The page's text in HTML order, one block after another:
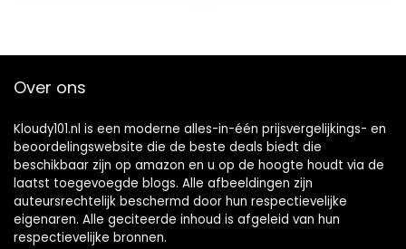
Over ons
Kloudy101.nl is een moderne alles-in-één prijsvergelijkings- en
beoordelingswebsite die de beste deals biedt die
beschikbaar zijn op amazon en u op de hoogte houdt via de
laatst toegevoegde blogs. Alle afbeeldingen zijn
auteursrechtelijk beschermd door hun respectievelijke
eigenaren. Alle geciteerde inhoud is afgeleid van hun
respectievelijke bronnen.